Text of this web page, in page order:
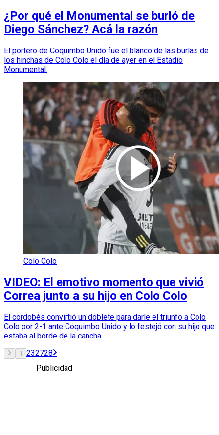
¿Por qué el Monumental se burló de
Diego Sánchez? Acá la razón
El portero de Coquimbo Unido fue el blanco de las burlas de
los hinchas de Colo Colo el día de ayer en el Estadio
Monumental.
Colo Colo
VIDEO: El emotivo momento que vivió
Correa junto a su hijo en Colo Colo
El cordobés convirtió un doblete para darle el triunfo a Colo
Colo por 2-1 ante Coquimbo Unido y lo festejó con su hijo que
estaba al borde de la cancha.
1 232728
Publicidad